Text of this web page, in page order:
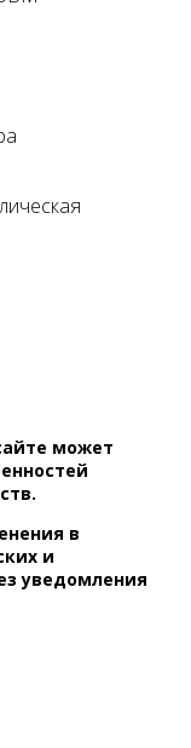
может
в
и
уведомления